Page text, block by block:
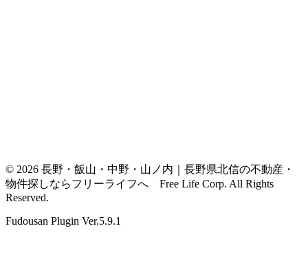
© 2026 長野・飯山・中野・山ノ内｜長野県北信の不動産・
物件探しならフリーライフへ Free Life Corp. All Rights
Reserved.
Fudousan Plugin Ver.5.9.1